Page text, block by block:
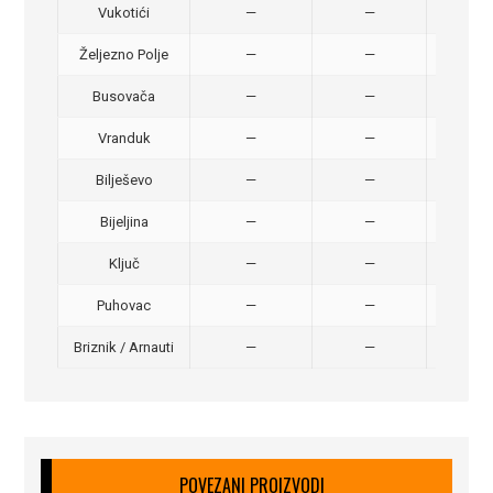
Vukotići — —
Željezno Polje — —
Busovača — —
Vranduk — —
Bilješevo — —
Bijeljina — —
Ključ — —
Puhovac — —
Briznik / Arnauti — —
POVEZANI PROIZVODI